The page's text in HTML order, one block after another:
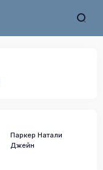
Паркер Натали
Джейн